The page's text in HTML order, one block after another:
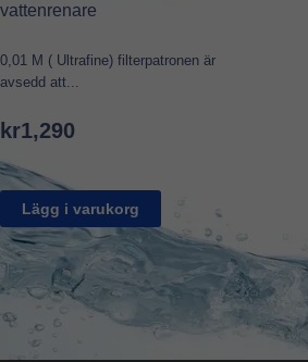
vattenrenare
0,01 M ( Ultrafine) filterpatronen är
avsedd att...
kr1,290
Lägg i varukorg